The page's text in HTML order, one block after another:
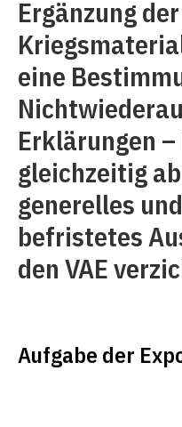
Ergänzung der
eine
Erklärungen
gleichzeitig
generelles
befristetes
den VAE
Aufgabe der